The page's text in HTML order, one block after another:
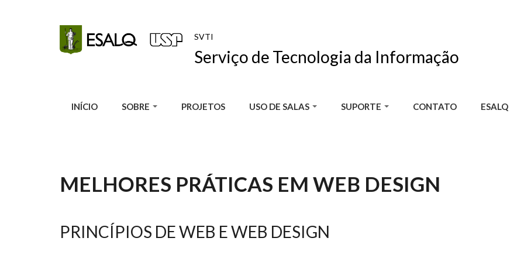
SVTI
Serviço de Tecnologia da Informação
INÍCIO SOBRE PROJETOS USO DE SALAS SUPORTE CONTATO ESALQ
MELHORES PRÁTICAS EM WEB DESIGN
PRINCÍPIOS DE WEB E WEB DESIGN